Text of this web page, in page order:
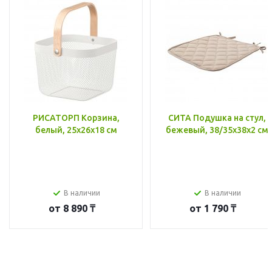
РИСАТОРП Корзина,
белый, 25x26x18 см
В наличии
от 8 890 ₸
СИТА Подушка на стул,
бежевый, 38/35x38x2 см
В наличии
от 1 790 ₸